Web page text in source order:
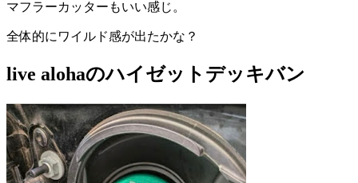
マフラーカッターもいい感じ。
全体的にワイルド感が出たかな？
live alohaのハイゼットデッキバン